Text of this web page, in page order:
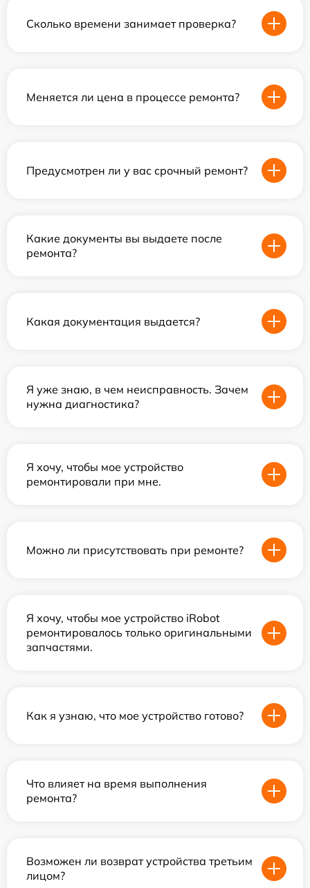
Сколько времени занимает проверка?
Меняется ли цена в процессе ремонта?
Предусмотрен ли у вас срочный ремонт?
Какие документы вы выдаете после
ремонта?
Какая документация выдается?
Я уже знаю, в чем неисправность. Зачем
нужна диагностика?
Я хочу, чтобы мое устройство
ремонтировали при мне.
Можно ли присутствовать при ремонте?
Я хочу, чтобы мое устройство iRobot
ремонтировалось только оригинальными
запчастями.
Как я узнаю, что мое устройство готово?
Что влияет на время выполнения
ремонта?
Возможен ли возврат устройства третьим
лицом?